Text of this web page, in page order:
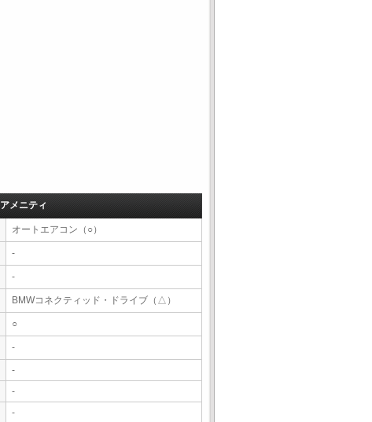
アメニティ
オートエアコン（○）
-
-
BMWコネクティッド・ドライブ（△）
○
-
-
-
-